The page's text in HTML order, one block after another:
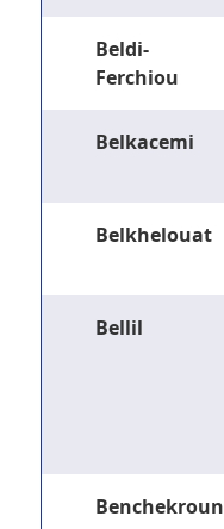
Beldi-
Ferchiou
Belkacemi
Belkhelouat
Bellil
Benchekroun